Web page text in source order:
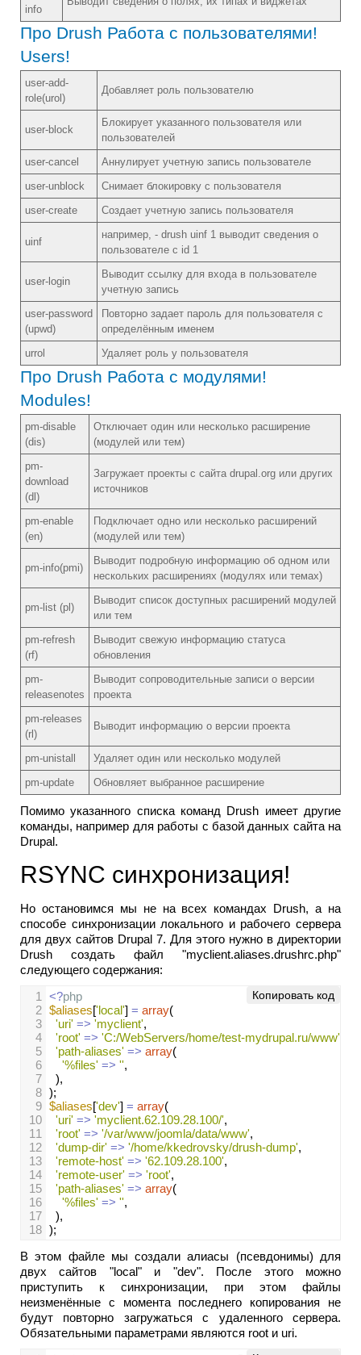
info
Про Drush Работа с пользователями!
Users!
user-add-
role(urol)
Добавляет роль пользователю
user-block
Блокирует указанного пользователя или
пользователей
user-cancel
Аннулирует учетную запись пользователе
user-unblock
Снимает блокировку с пользователя
user-create
Создает учетную запись пользователя
uinf
например, - drush uinf 1 выводит сведения о
пользователе с id 1
user-login
Выводит ссылку для входа в пользователе
учетную запись
user-password
(upwd)
Повторно задает пароль для пользователя с
определённым именем
urrol
Удаляет роль у пользователя
Про Drush Работа с модулями!
Modules!
pm-disable
(dis)
Отключает один или несколько расширение
(модулей или тем)
pm-
download
(dl)
Загружает проекты с сайта drupal.org или других
источников
pm-enable
(en)
Подключает одно или несколько расширений
(модулей или тем)
pm-info(pmi)
Выводит подробную информацию об одном или
нескольких расширениях (модулях или темах)
pm-list (pl)
Выводит список доступных расширений модулей
или тем
pm-refresh
(rf)
Выводит свежую информацию статуса
обновления
pm-
releasenotes
Выводит сопроводительные записи о версии
проекта
pm-releases
(rl)
Выводит информацию о версии проекта
pm-unistall
Удаляет один или несколько модулей
pm-update
Обновляет выбранное расширение
Помимо указанного списка команд Drush имеет другие
команды, например для работы с базой данных сайта на
Drupal.
RSYNC синхронизация!
Но остановимся мы не на всех командах Drush, а на
способе синхронизации локального и рабочего сервера
для двух сайтов Drupal 7. Для этого нужно в директории
Drush создать файл "myclient.aliases.drushrc.php"
следующего содержания:
1
<?php
2 $aliases['local'] = array(
3
'uri' => 'myclient',
4
'root' => 'C:/WebServers/home/test-mydrupal.ru/www'
5
'path-aliases' => array(
6
'%files' => '',
7
  ),
8 );
9 $aliases['dev'] = array(
10
'uri' => 'myclient.62.109.28.100/',
11
'root' => '/var/www/joomla/data/www',
12
'dump-dir' => '/home/kkedrovsky/drush-dump',
13
'remote-host' => '62.109.28.100',
14
'remote-user' => 'root',
15
'path-aliases' => array(
16
'%files' => '',
17
  ),
18 );
Копировать код
В этом файле мы создали алиасы (псевдонимы) для
двух сайтов "local" и "dev". После этого можно
приступить к синхронизации, при этом файлы
неизменённые с момента последнего копирования не
будут повторно загружаться с удаленного сервера.
Обязательными параметрами являются root и uri.